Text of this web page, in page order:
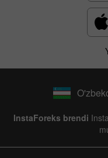
InstaForeks brendi